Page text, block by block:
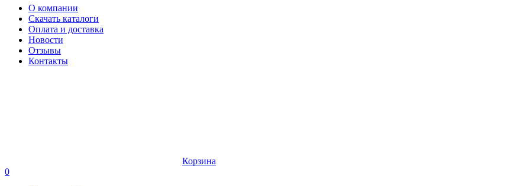
О компании
Скачать каталоги
Оплата и доставка
Новости
Отзывы
Контакты
Корзина
0